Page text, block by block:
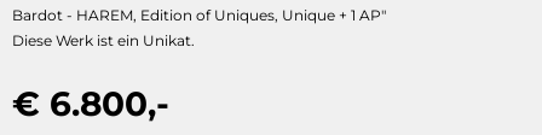
Bardot - HAREM, Edition of Uniques, Unique + 1 AP"
Diese Werk ist ein Unikat.
€ 6.800,-